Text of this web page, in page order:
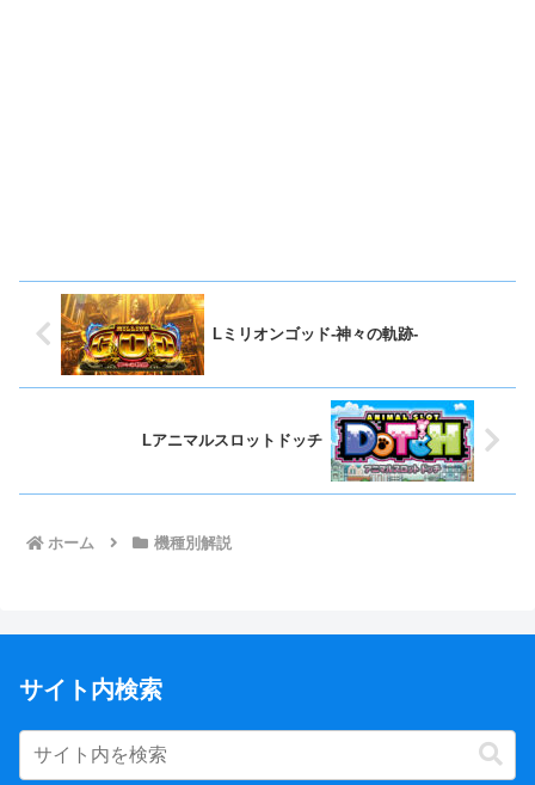
Lミリオンゴッド-神々の軌跡-
Lアニマルスロットドッチ
ホーム 機種別解説
サイト内検索